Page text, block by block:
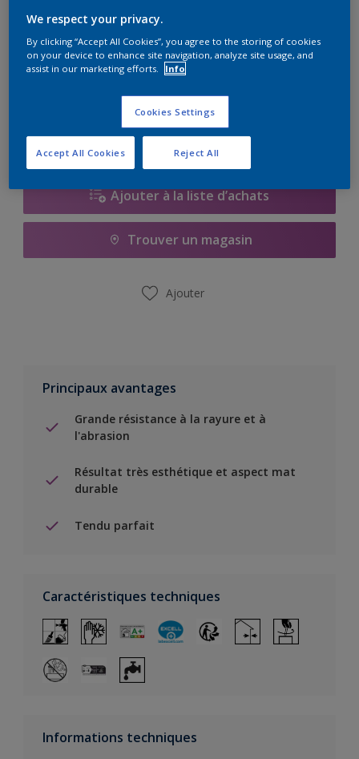
1L
Quantité Calculateur de peinture
Calculer
Ajouter à la liste d’achats
Trouver un magasin
Ajouter
Principaux avantages
Grande résistance à la rayure et à
l'abrasion
Résultat très esthétique et aspect mat
durable
Tendu parfait
Caractéristiques techniques
Informations techniques
We respect your privacy.
By clicking “Accept All Cookies”, you agree to the storing of cookies
on your device to enhance site navigation, analyze site usage, and
assist in our marketing efforts.
Info
Cookies Settings
Reject All
Accept All Cookies